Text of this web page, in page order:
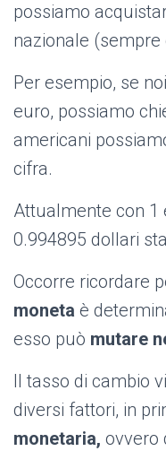
possiamo
nazionale
Per esempio, se
euro, possiamo
americani
cifra.
Attualmente con 1
0.994895 dollari
Occorre ricordare
moneta è
esso può mutare
Il tasso di cambio
diversi fattori, in
monetaria, ovvero